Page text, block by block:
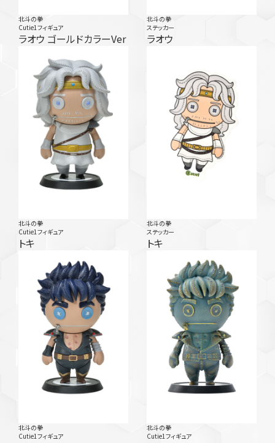
北斗の拳
Cutie1フィギュア
ラオウ ゴールドカラーVer
北斗の拳
ステッカー
ラオウ
北斗の拳
Cutie1フィギュア
トキ
北斗の拳
ステッカー
トキ
北斗の拳
Cutie1フィギュア
北斗の拳
Cutie1フィギュア